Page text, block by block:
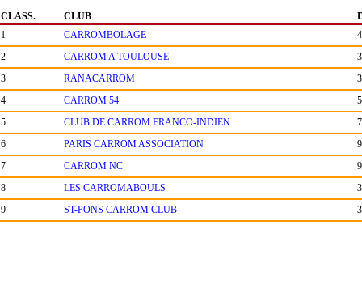
CLASS. CLUB
1
CARROMBOLAGE
2
CARROM A TOULOUSE
3
RANACARROM
4
CARROM 54
5
CLUB DE CARROM FRANCO-INDIEN
6
PARIS CARROM ASSOCIATION
7
CARROM NC
8
LES CARROMABOULS
9
ST-PONS CARROM CLUB